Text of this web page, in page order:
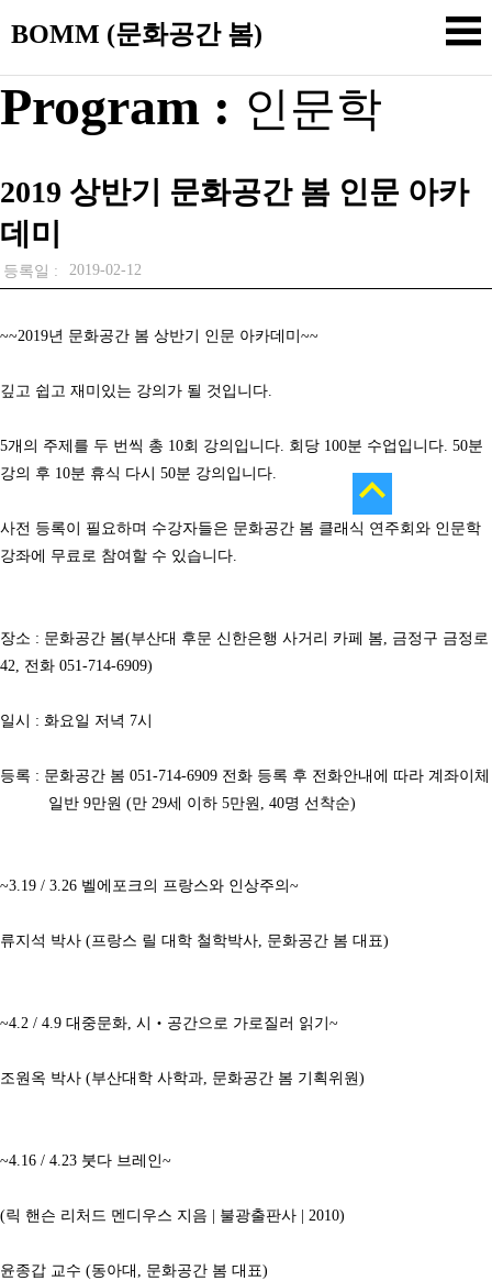
BOMM (문화공간 봄)
Program : 인문학
2019 상반기 문화공간 봄 인문 아카
데미
등록일 : 2019-02-12
~~2019년 문화공간 봄 상반기 인문 아카데미~~
깊고 쉽고 재미있는 강의가 될 것입니다.
5개의 주제를 두 번씩 총 10회 강의입니다. 회당 100분 수업입니다. 50분
강의 후 10분 휴식 다시 50분 강의입니다.
사전 등록이 필요하며 수강자들은 문화공간 봄 클래식 연주회와 인문학
강좌에 무료로 참여할 수 있습니다.
장소 : 문화공간 봄(부산대 후문 신한은행 사거리 카페 봄, 금정구 금정로
42, 전화 051-714-6909)
일시 : 화요일 저녁 7시
등록 : 문화공간 봄 051-714-6909 전화 등록 후 전화안내에 따라 계좌이체
일반 9만원 (만 29세 이하 5만원, 40명 선착순)
~3.19 / 3.26 벨에포크의 프랑스와 인상주의~
류지석 박사 (프랑스 릴 대학 철학박사, 문화공간 봄 대표)
~4.2 / 4.9 대중문화, 시‧공간으로 가로질러 읽기~
조원옥 박사 (부산대학 사학과, 문화공간 봄 기획위원)
~4.16 / 4.23 붓다 브레인~
(릭 핸슨 리처드 멘디우스 지음 | 불광출판사 | 2010)
윤종갑 교수 (동아대, 문화공간 봄 대표)